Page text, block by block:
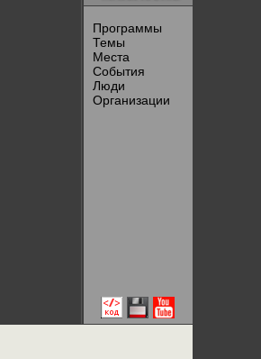
Программы
Темы
Места
События
Люди
Организации